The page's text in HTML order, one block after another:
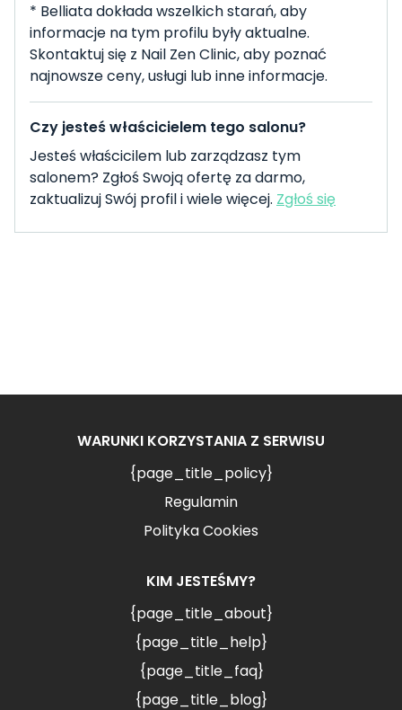
* Belliata dokłada wszelkich starań, aby
informacje na tym profilu były aktualne.
Skontaktuj się z Nail Zen Clinic, aby poznać
najnowsze ceny, usługi lub inne informacje.
Czy jesteś właścicielem tego salonu?
Jesteś właścicilem lub zarządzasz tym
salonem? Zgłoś Swoją ofertę za darmo,
zaktualizuj Swój profil i wiele więcej. Zgłoś się
WARUNKI KORZYSTANIA Z SERWISU
{page_title_policy}
Regulamin
Polityka Cookies
KIM JESTEŚMY?
{page_title_about}
{page_title_help}
{page_title_faq}
{page_title_blog}